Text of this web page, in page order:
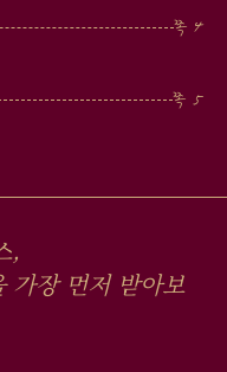
, 장 먼저 받아보